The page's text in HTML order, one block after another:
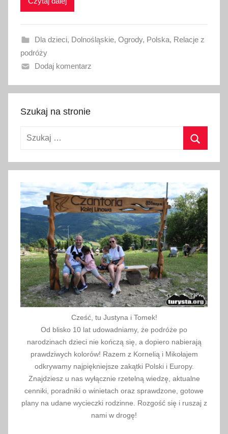
a
n
o
l
i
p
d
a
2
2
0
Dla dzieci, Dolnośląskie, Ogrody, Polska, Relacje z
podróży
Dodaj komentarz
Szukaj na stronie
Szukaj:
Cześć, tu Justyna i Tomek!
Od blisko 10 lat udowadniamy, że podróże po
narodzinach dzieci nie kończą się, a dopiero nabierają
prawdziwych kolorów! Razem z Kornelią i Mikołajem
odkrywamy najpiękniejsze zakątki Polski i Europy.
Znajdziesz u nas wyłącznie rzetelną wiedzę, aktualne
cenniki, poradniki o winietach oraz sprawdzone, gotowe
plany na udane wycieczki rodzinne. Rozgość się i ruszaj z
nami w drogę!